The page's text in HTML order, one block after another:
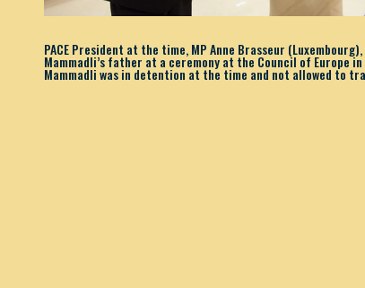
PACE President at the time, MP Anne Brasseur
Mammadli’s father at a ceremony at the Council of Europe
Mammadli was in detention at the time and not allowed to